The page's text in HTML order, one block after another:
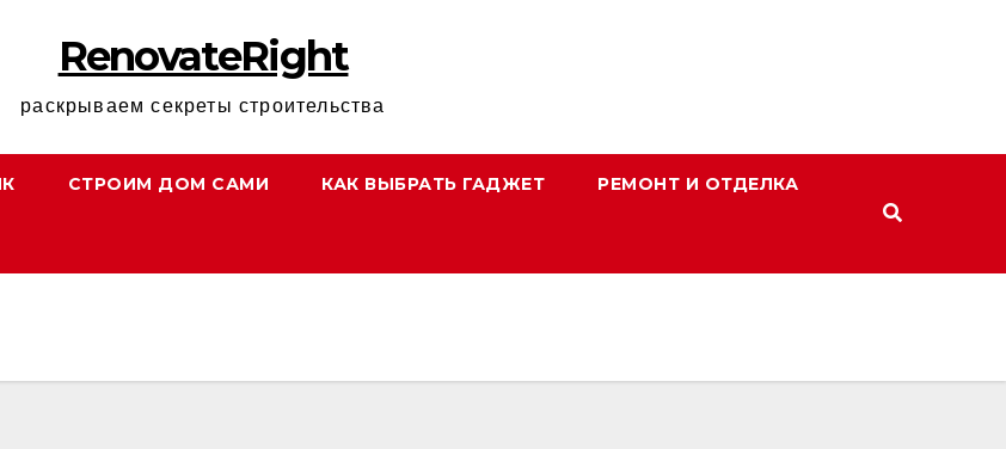
RenovateRight
раскрываем секреты строительства
СТРОИМ ДОМ САМИ КАК ВЫБРАТЬ ГАДЖЕТ РЕМОНТ И ОТДЕЛКА